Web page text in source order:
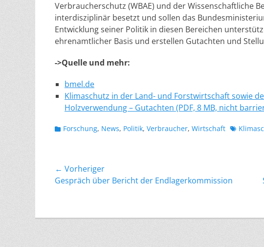
Verbraucherschutz (WBAE) und der Wissenschaftliche
interdisziplinär besetzt und sollen das
Entwicklung seiner Politik in diesen Bereichen
ehrenamtlicher Basis und erstellen Gutachten und
->Quelle und mehr:
bmel.de
Klimaschutz in der Land- und Forstwirtschaft sowie
Holzverwendung – Gutachten (PDF, 8 MB, nicht
Kategorien
Forschung, News, Politik, Verbraucher, Wirtschaft
Beitragsnavigation
← Vorheriger
Vorheriger
Gespräch über Bericht der Endlagerkommission